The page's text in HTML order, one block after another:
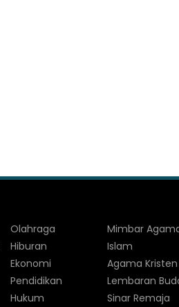
Olahraga
Hiburan
Ekonomi
Pendidikan
Hukum
Mimbar
Islam
Agama Kristen
Lembaran
Sinar Remaja